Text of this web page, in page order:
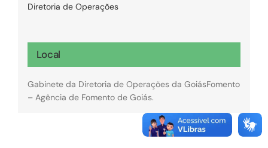
Diretoria de Operações
Local
Gabinete da Diretoria de Operações da GoiásFomento
– Agência de Fomento de Goiás.